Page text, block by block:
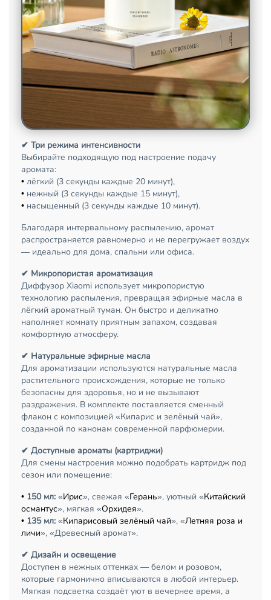
✔ Три режима интенсивности
Выбирайте подходящую под настроение подачу
аромата:
• лёгкий (3 секунды каждые 20 минут),
• нежный (3 секунды каждые 15 минут),
• насыщенный (3 секунды каждые 10 минут).
Благодаря интервальному распылению, аромат
распространяется равномерно и не перегружает воздух
— идеально для дома, спальни или офиса.
✔ Микропористая ароматизация
Диффузор Xiaomi использует микропористую
технологию распыления, превращая эфирные масла в
лёгкий ароматный туман. Он быстро и деликатно
наполняет комнату приятным запахом, создавая
комфортную атмосферу.
✔ Натуральные эфирные масла
Для ароматизации используются натуральные масла
растительного происхождения, которые не только
безопасны для здоровья, но и не вызывают
раздражения. В комплекте поставляется сменный
флакон с композицией «Кипарис и зелёный чай»,
созданной по канонам современной парфюмерии.
✔ Доступные ароматы (картриджи)
Для смены настроения можно подобрать картридж под
сезон или помещение:
• 150 мл: «Ирис», свежая «Герань», уютный «Китайский
османтус», мягкая «Орхидея».
• 135 мл: «Кипарисовый зелёный чай», «Летняя роза и
личи», «Древесный аромат».
✔ Дизайн и освещение
Доступен в нежных оттенках — белом и розовом,
которые гармонично вписываются в любой интерьер.
Мягкая подсветка создаёт уют в вечернее время, а